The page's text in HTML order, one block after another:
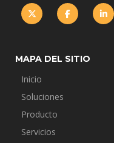
MAPA DEL SITIO
Inicio
Soluciones
Producto
Servicios